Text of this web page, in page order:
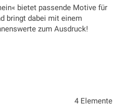
bietet passende Motive für
bringt dabei mit einem
zum Ausdruck!
4 Elemente